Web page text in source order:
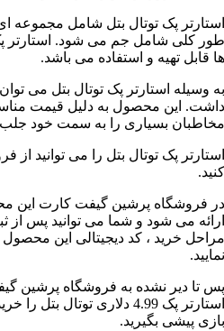
استارتر پک توتال بتل شامل مجموعه
طور کلی شامل جم می شود. استارتر
ها قابل تهیه و استفاده می باشد.
به وسیله استارتر پک توتال بتل می
داشت. این محصول به دلیل قیمت
مخاطبان بسیاری را به سمت خود
استارتر پک توتال بتل را می توانید
کنید.
در فروشگاه پرشین گیفت کارت این
ارائه می شود و شما می توانید پس
مراحل خرید ، کد دیجیتالی این
نمایید.
پس تا دیر نشده به فروشگاه پرشین
استارتر پک 4.99 دلاری توتال
بازی پیشی بگیرید.